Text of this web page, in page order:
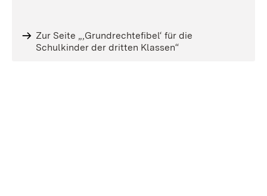
Zur Seite „‚Grundrechtefibel‘ für die
Schulkinder der dritten Klassen“